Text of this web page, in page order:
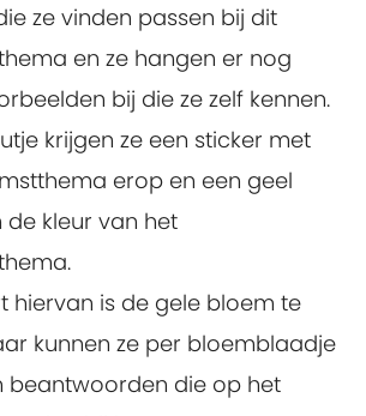
ze vinden passen bij dit
en ze hangen er nog
bij die ze zelf kennen.
krijgen ze een sticker met
erop en een geel
de kleur van het
hiervan is de gele bloem te
kunnen ze per bloemblaadje
beantwoorden die op het